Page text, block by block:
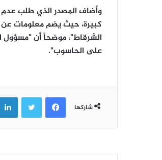
وأضاف المصدر الذي طلب
كبيرة، حيث يضم معلومات عن
الشرقاط"، موضحاً أن "مسؤول
على الحاسوب".
شاركها
فيسبوك